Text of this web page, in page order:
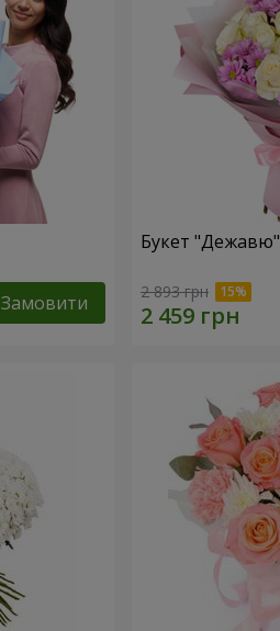
Замовити
Букет "Дежавю"
2 893 грн